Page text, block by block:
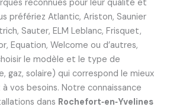
reconnues pour leur qualité et
préfériez Atlantic, Ariston, Saunier
Sauter, ELM Leblanc, Frisquet,
Equation, Welcome ou d’autres,
le modèle et le type de
gaz, solaire) qui correspond le mieux
vos besoins. Notre connaissance
dans Rochefort‑en‑Yvelines